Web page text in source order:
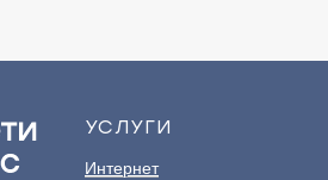
УСЛУГИ
Интернет